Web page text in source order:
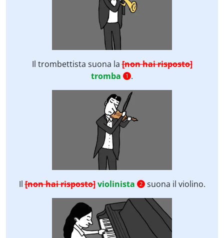
Il trombettista suona la[non hai risposto]
tromba
1 .
Il[non hai risposto] violinista 2 suona il violino.